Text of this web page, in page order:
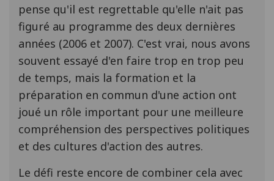
pense qu'il est regrettable qu'elle n'ait pas
figuré au programme des deux dernières
années (2006 et 2007). C'est vrai, nous avons
souvent essayé d'en faire trop en trop peu
de temps, mais la formation et la
préparation en commun d'une action ont
joué un rôle important pour une meilleure
compréhension des perspectives politiques
et des cultures d'action des autres.
Le défi reste encore de combiner cela avec